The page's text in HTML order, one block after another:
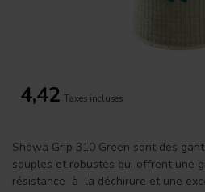
4,42 Taxes incluses
Showa Grip 310 Green sont des
souples et robustes qui offrent une
résistance à la déchirure et une